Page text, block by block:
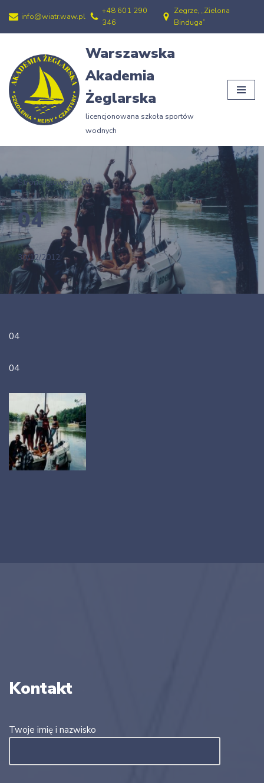
Przejdź
treści
info@wiatr.waw.pl
+48 601 290
346
Zegrze, „Zielona
Binduga”
Warszawska
Akademia
Żeglarska
licencjonowana szkoła sportów
wodnych
Strona główna»04
04
30/12/2012
04
04
Kontakt
Twoje imię i nazwisko